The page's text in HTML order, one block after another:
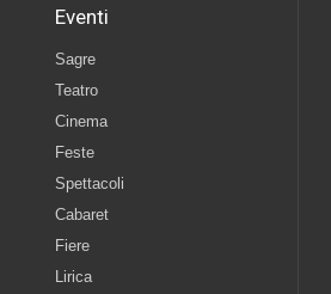
Eventi
Sagre
Teatro
Cinema
Feste
Spettacoli
Cabaret
Fiere
Lirica